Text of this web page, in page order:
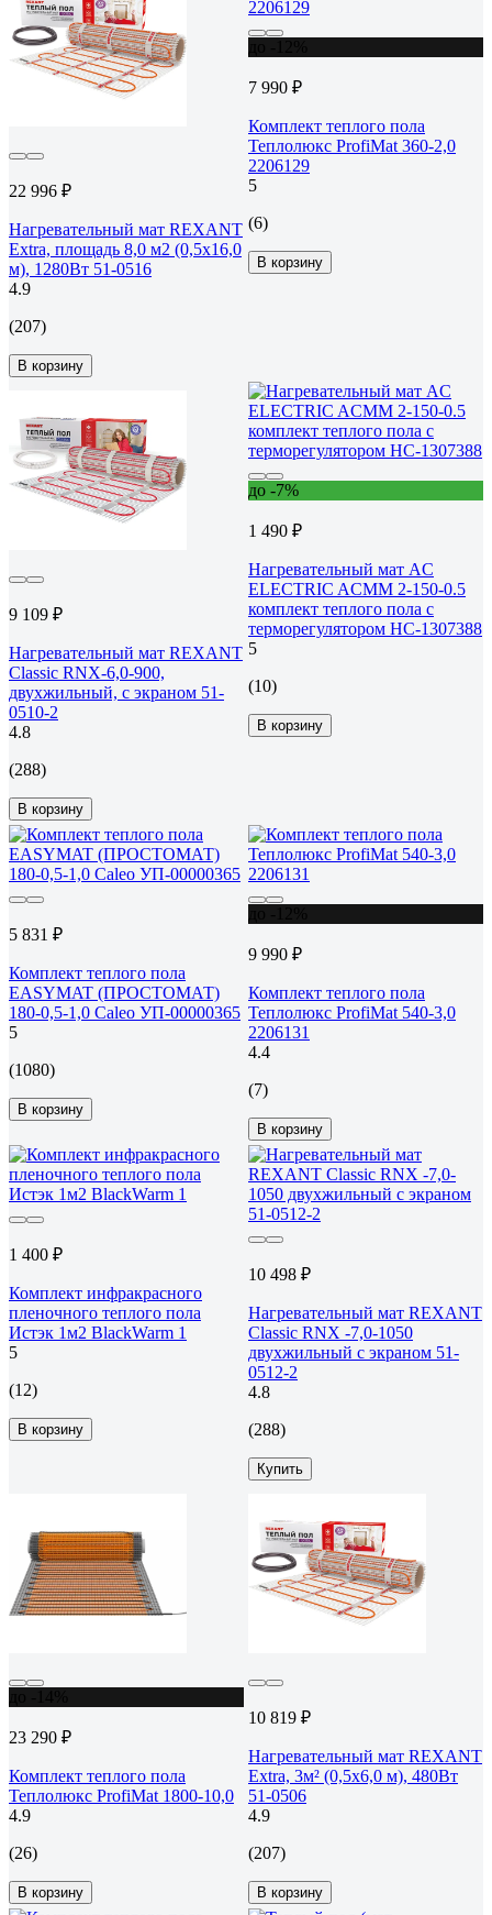
22 996 ₽
Нагревательный мат REXANT
Extra, площадь 8,0 м2 (0,5x16,0
м), 1280Вт 51-0516
4.9
(207)
В корзину
7 990 ₽
Комплект теплого пола
Теплолюкс ProfiMat 360-2,0
2206129
5
(6)
В корзину
9 109 ₽
Нагревательный мат REXANT
Classic RNX-6,0-900,
двухжильный, с экраном 51-
0510-2
4.8
(288)
В корзину
до -7%
1 490 ₽
Нагревательный мат AC
ELECTRIC ACМM 2-150-0.5
комплект теплого пола с
терморегулятором НС-1307388
5
(10)
В корзину
5 831 ₽
Комплект теплого пола
EASYMAT (ПРОСТОМАТ)
180-0,5-1,0 Caleo УП-00000365
5
(1080)
В корзину
9 990 ₽
Комплект теплого пола
Теплолюкс ProfiMat 540-3,0
2206131
4.4
(7)
В корзину
1 400 ₽
Комплект инфракрасного
пленочного теплого пола
Истэк 1м2 BlackWarm 1
5
(12)
В корзину
10 498 ₽
Нагревательный мат REXANT
Classic RNX -7,0-1050
двухжильный с экраном 51-
0512-2
4.8
(288)
Купить
23 290 ₽
Комплект теплого пола
Теплолюкс ProfiMat 1800-10,0
4.9
(26)
В корзину
10 819 ₽
Нагревательный мат REXANT
Extra, 3м² (0,5x6,0 м), 480Вт
51-0506
4.9
(207)
В корзину